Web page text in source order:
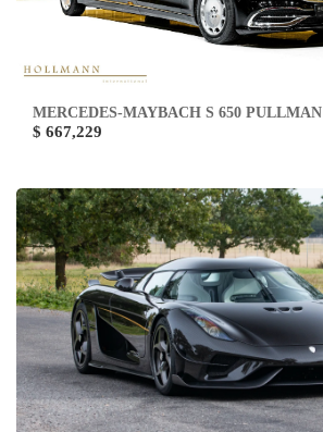
MERCEDES-MAYBACH S 650 PULLMAN
$ 667,229